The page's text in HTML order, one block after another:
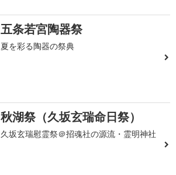
五条若宮陶器祭
夏を彩る陶器の祭典
秋湖祭（久坂玄瑞命日祭）
久坂玄瑞慰霊祭＠招魂社の源流・霊明神社